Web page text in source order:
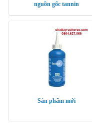
nguồn gốc tannin
Sản phẩm mới